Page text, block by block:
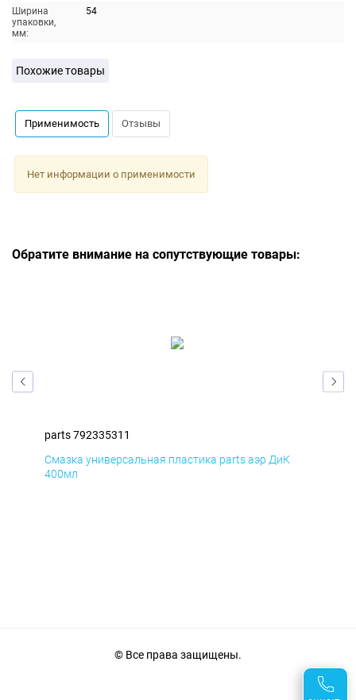
Ширина
упаковки,
мм:
54
Похожие товары
Применимость Отзывы
Нет информации о применимости
Обратите внимание на сопутствующие товары:
parts 792335311
Смазка универсальная пластика parts аэр ДиК
400мл
© Все права защищены.